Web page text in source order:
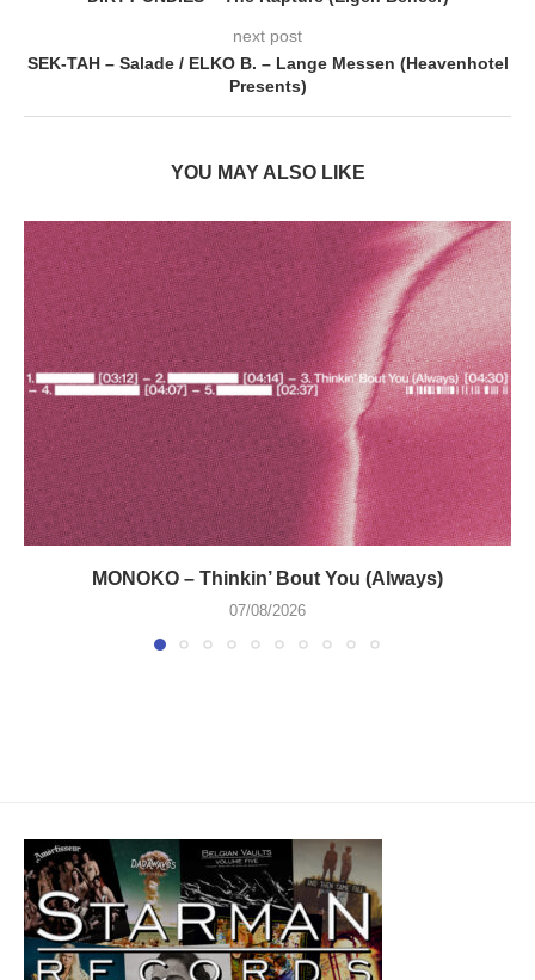
next post
SEK-TAH – Salade / ELKO B. – Lange Messen (Heavenhotel
Presents)
YOU MAY ALSO LIKE
MONOKO – Thinkin’ Bout You (Always)
07/08/2026